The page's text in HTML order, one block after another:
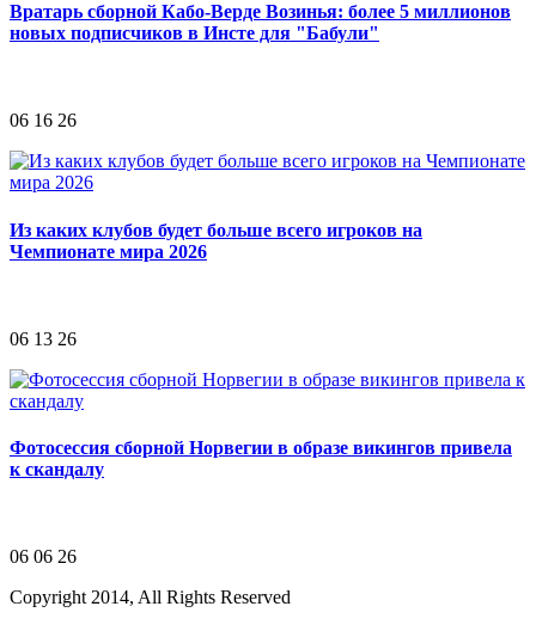
Вратарь сборной Кабо-Верде Возинья: более 5 миллионов
новых подписчиков в Инсте для "Бабули"
06 16 26
Из каких клубов будет больше всего игроков на
Чемпионате мира 2026
06 13 26
Фотосессия сборной Норвегии в образе викингов привела
к скандалу
06 06 26
Copyright 2014, All Rights Reserved